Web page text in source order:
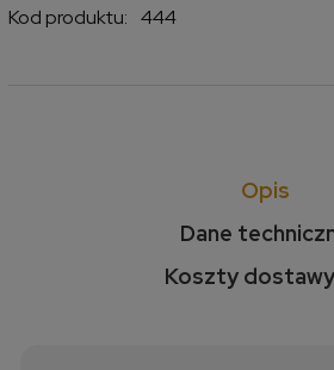
Kod produktu: 444
Opis
Dane
Koszty dostawy
Cena nie zawiera ewentualnych